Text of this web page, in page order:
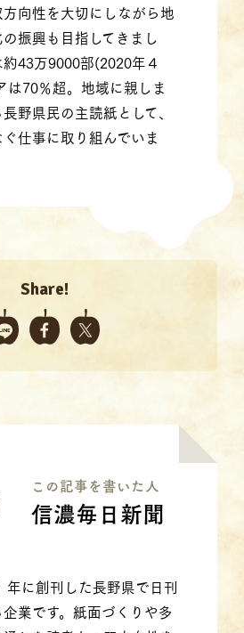
向性を大切にしながら地
振興も目指してきまし
43万9000部(2020年４
は70％超。地域に親しま
野県民の主読紙として、
仕事に取り組んでいま
Share!
この記事を書いた⼈
信濃毎日新聞
年に創刊した長野県で日刊
業です。紙面づくりや多